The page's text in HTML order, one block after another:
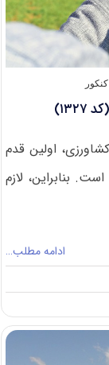
اولین قدم
بنابراین، لازم
ادامه مطلب…